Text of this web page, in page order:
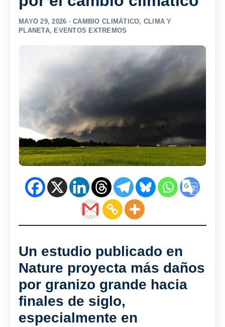
MAYO 29, 2026 ·CAMBIO CLIMÁTICO, CLIMA Y
PLANETA, EVENTOS EXTREMOS
Un estudio publicado en
Nature proyecta más daños
por granizo grande hacia
finales de siglo,
especialmente en